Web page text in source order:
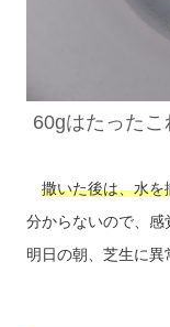
60gはたったこ
撒いた後は、水を
分からないので、感
明日の朝、芝生に異